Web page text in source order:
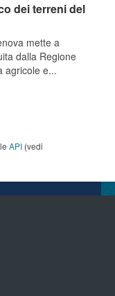
dei terreni del
mette a
dalla Regione
agricole e...
API (vedi